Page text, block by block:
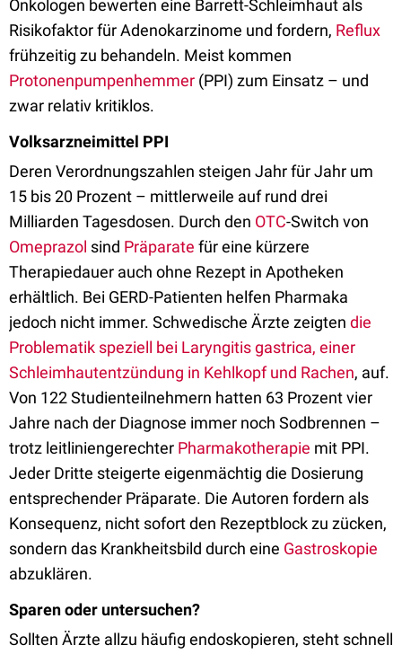
Onkologen bewerten eine Barrett-Schleimhaut als
Risikofaktor für Adenokarzinome und fordern, Reflux
frühzeitig zu behandeln. Meist kommen
Protonenpumpenhemmer (PPI) zum Einsatz – und
zwar relativ kritiklos.
Volksarzneimittel PPI
Deren Verordnungszahlen steigen Jahr für Jahr um
15 bis 20 Prozent – mittlerweile auf rund drei
Milliarden Tagesdosen. Durch den OTC-Switch von
Omeprazol sind Präparate für eine kürzere
Therapiedauer auch ohne Rezept in Apotheken
erhältlich. Bei GERD-Patienten helfen Pharmaka
jedoch nicht immer. Schwedische Ärzte zeigten die
Problematik speziell bei Laryngitis gastrica, einer
Schleimhautentzündung in Kehlkopf und Rachen, auf.
Von 122 Studienteilnehmern hatten 63 Prozent vier
Jahre nach der Diagnose immer noch Sodbrennen –
trotz leitliniengerechter Pharmakotherapie mit PPI.
Jeder Dritte steigerte eigenmächtig die Dosierung
entsprechender Präparate. Die Autoren fordern als
Konsequenz, nicht sofort den Rezeptblock zu zücken,
sondern das Krankheitsbild durch eine Gastroskopie
abzuklären.
Sparen oder untersuchen?
Sollten Ärzte allzu häufig endoskopieren, steht schnell